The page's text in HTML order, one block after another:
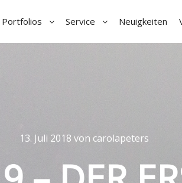
Portfolios Service Neuigkeiten
13. Juli 2018 von carolapeters